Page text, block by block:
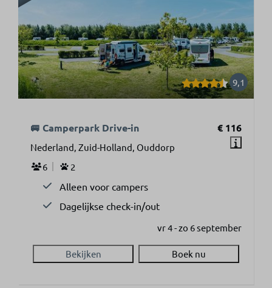
9,1
€ 116
🚐 Camperpark Drive-in
Nederland, Zuid-Holland, Ouddorp
6
2
Alleen voor campers
Dagelijkse check-in/out
vr 4 - zo 6 september
Bekijken Boek nu